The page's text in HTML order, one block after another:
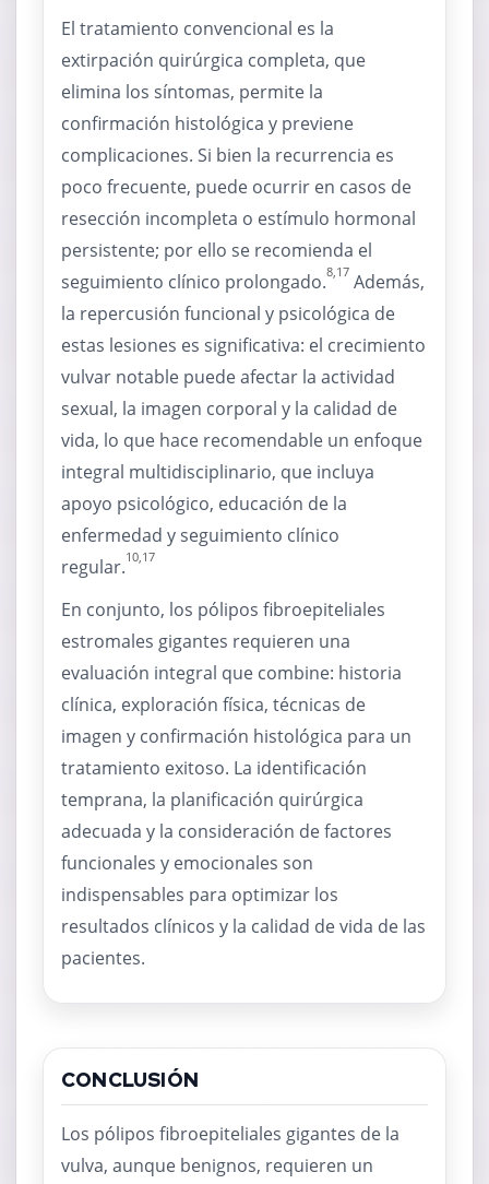
El tratamiento convencional es la
extirpación quirúrgica completa, que
elimina los síntomas, permite la
confirmación histológica y previene
complicaciones. Si bien la recurrencia es
poco frecuente, puede ocurrir en casos de
resección incompleta o estímulo hormonal
persistente; por ello se recomienda el
seguimiento clínico prolongado.8,17 Además,
la repercusión funcional y psicológica de
estas lesiones es significativa: el crecimiento
vulvar notable puede afectar la actividad
sexual, la imagen corporal y la calidad de
vida, lo que hace recomendable un enfoque
integral multidisciplinario, que incluya
apoyo psicológico, educación de la
enfermedad y seguimiento clínico
regular.10,17
En conjunto, los pólipos fibroepiteliales
estromales gigantes requieren una
evaluación integral que combine: historia
clínica, exploración física, técnicas de
imagen y confirmación histológica para un
tratamiento exitoso. La identificación
temprana, la planificación quirúrgica
adecuada y la consideración de factores
funcionales y emocionales son
indispensables para optimizar los
resultados clínicos y la calidad de vida de las
pacientes.
CONCLUSIÓN
Los pólipos fibroepiteliales gigantes de la
vulva, aunque benignos, requieren un